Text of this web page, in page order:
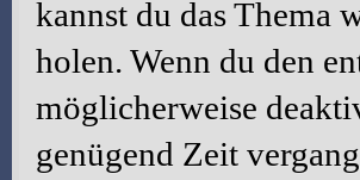
kannst du das Thema
holen. Wenn du den
möglicherweise
genügend Zeit